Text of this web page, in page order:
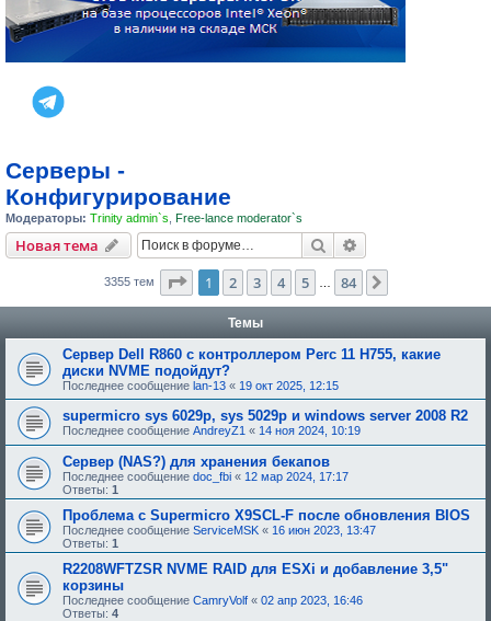
Серверы -
Конфигурирование
Модераторы: Trinity admin`s Free-lance moderator`s
Новая тема Поиск
3355 тем Страница из 84
1 2 3 4 5 84
Темы
Сервер Dell R860 с контроллером Perc 11 H755, какие
диски NVME подойдут?
Последнее сообщение lan-13 « 19 окт 2025, 12:15
supermicro sys 6029p, sys 5029p и windows server 2008 R2
Последнее сообщение AndreyZ1 « 14 ноя 2024, 10:19
Сервер (NAS?) для хранения бекапов
Последнее сообщение doc_fbi « 12 мар 2024, 17:17
Ответы: 1
Проблема с Supermicro X9SCL-F после обновления BIOS
Последнее сообщение ServiceMSK « 16 июн 2023, 13:47
Ответы: 1
R2208WFTZSR NVME RAID для ESXi и добавление 3,5"
корзины
Последнее сообщение CamryVolf « 02 апр 2023, 16:46
Ответы: 4